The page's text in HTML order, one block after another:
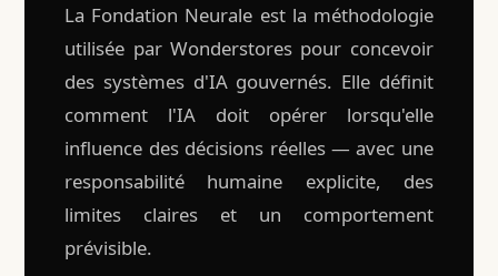
La Fondation Neurale est la méthodologie
utilisée par Wonderstores pour concevoir
des systèmes d'IA gouvernés. Elle définit
comment l'IA doit opérer lorsqu'elle
influence des décisions réelles — avec une
responsabilité humaine explicite, des
limites claires et un comportement
prévisible.